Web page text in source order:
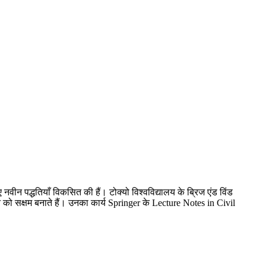
पद्धतियाँ विकसित की हैं। टोक्यो विश्वविद्यालय के ब्रिज एंड विंड
को सक्षम बनाते हैं। उनका कार्य Springer के Lecture Notes in Civil